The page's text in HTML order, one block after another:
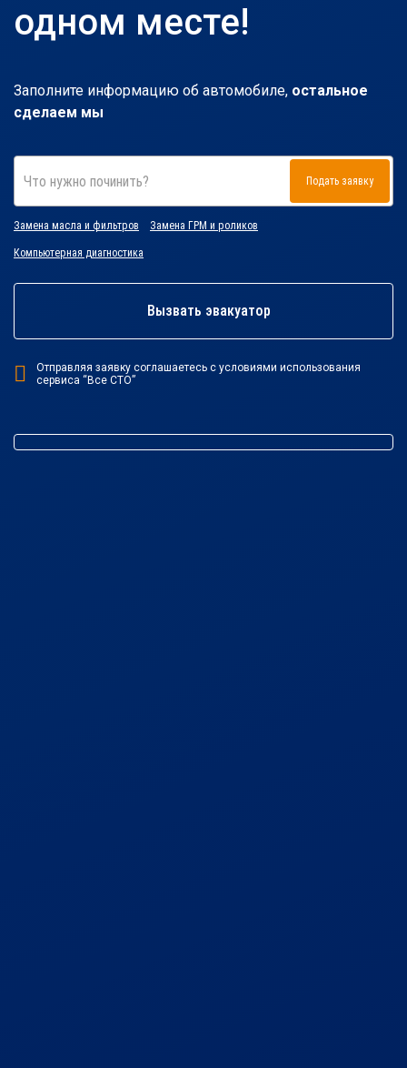
одном месте!
Заполните информацию об автомобиле, остальное
сделаем мы
Что нужно починить? Подать заявку
Замена масла и фильтров Замена ГРМ и роликов
Компьютерная диагностика
Вызвать эвакуатор
Отправляя заявку соглашаетесь с условиями использования
сервиса “Все СТО”